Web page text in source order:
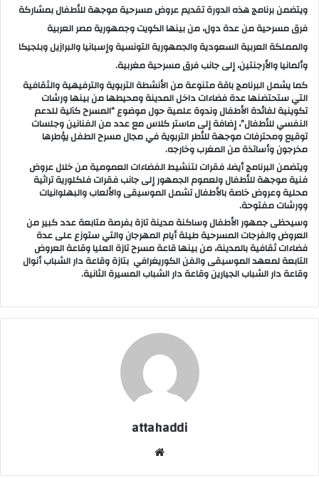
ك
ت
ر
و
ن
ي
ا
ويتضمن برنامج هذه الدورة تقديم عروض مسرحية موجهة للأطفال بمشاركة
فرق مسرحية من عدة دول، من بينها الكويت وجمهورية مصر العربية
والمملكة العربية السعودية والجمهورية التونسية وإسبانيا والبرازيل وبلجيكا
وألمانيا والأرجنتين، إلى جانب فرق مسرحية مغربية.
كما يشمل البرنامج باقة متنوعة من الأنشطة التربوية والترفيهية والثقافية
التي ستحتضنها عدة فضاءات داخل المدينة ومحيطها من بينها ورشات
تكوينية لفائدة الأطفال وندوة علمية حول موضوع “المسرح كآلية للدعم
النفسي للأطفال”، إضافة إلى ماستر كلاس مع عدد من الفنانين وجلسات
توقيع ومحترفات موجهة للأطر التربوية في مجال مسرح الطفل يؤطرها
مخرجون وأساتذة من المغرب وخارجه.
ويتضمن البرنامج أيضا، فقرات لتنشيط الفضاءات العمومية من خلال عروض
فنية موجهة للأطفال ولعموم الجمهور إلى جانب فقرات فلكلورية تراثية
محلية وعروض خاصة بالأطفال تشمل الموسيقى والألعاب والبهلوانيات
وورشات مفتوحة.
وسيحظى جمهور الأطفال وساكنة مدينة تازة بفرصة متابعة عدد كبير من
العروض والفرجات المسرحية طيلة أيام المهرجان والتي ستوزع على عدة
فضاءات ثقافية بالمدينة، من بينها قاعة مسرح تازة العليا وقاعة العروض
التابعة لمعهد الموسيقى والفن الكوريغرافي بتازة وقاعة دار الشباب أنوال
وقاعة دار الشباب الجيارين وقاعة دار الشباب المسيرة الثانية.
attahaddi